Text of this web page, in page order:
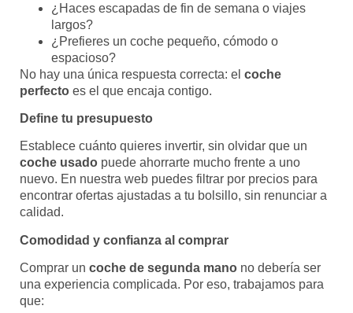
¿Haces escapadas de fin de semana o viajes
largos?
¿Prefieres un coche pequeño, cómodo o
espacioso?
No hay una única respuesta correcta: el coche
perfecto es el que encaja contigo.
Define tu presupuesto
Establece cuánto quieres invertir, sin olvidar que un
coche usado puede ahorrarte mucho frente a uno
nuevo. En nuestra web puedes filtrar por precios para
encontrar ofertas ajustadas a tu bolsillo, sin renunciar a
calidad.
Comodidad y confianza al comprar
Comprar un coche de segunda mano no debería ser
una experiencia complicada. Por eso, trabajamos para
que: